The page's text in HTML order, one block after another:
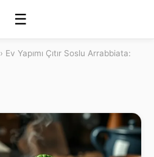
☰
› Ev Yapımı Çıtır Soslu Arrabbiata: